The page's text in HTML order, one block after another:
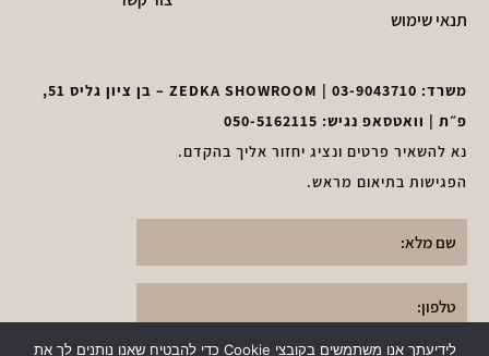
תנאי שימוש
משרד: 03-9043710
| ZEDKA SHOWROOM – בן ציון גליס 51,
פ״ת | וואטסאפ נגיש: 050-5162115
נא להשאיר פרטים ונציג יחזור אליך בהקדם.
הפגישות בתיאום מראש.
לידיעתך אנו משתמשים בקובצי Cookie כדי להבטיח שאנו נותנים לך את